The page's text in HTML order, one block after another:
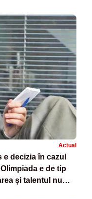
Actual
decizia în cazul
e de tip
și talentul nu